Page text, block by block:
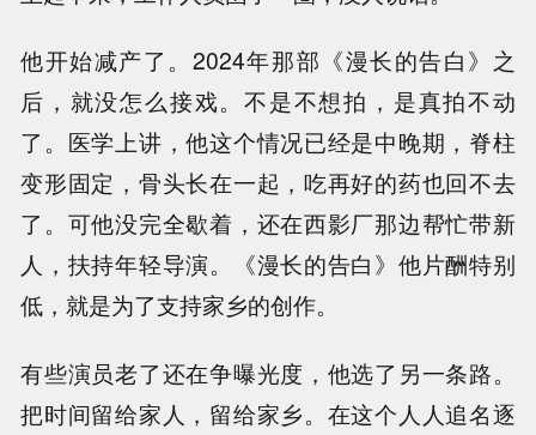
他开始减产了。2024年那部《漫长的告白》之
后，就没怎么接戏。不是不想拍，是真拍不动
了。医学上讲，他这个情况已经是中晚期，脊柱
变形固定，骨头长在一起，吃再好的药也回不去
了。可他没完全歇着，还在西影厂那边帮忙带新
人，扶持年轻导演。《漫长的告白》他片酬特别
低，就是为了支持家乡的创作。
有些演员老了还在争曝光度，他选了另一条路。
把时间留给家人，留给家乡。在这个人人追名逐